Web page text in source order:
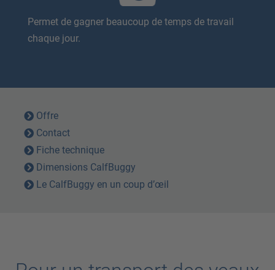
Permet de gagner beaucoup de temps de travail
chaque jour.
Offre
Contact
Fiche technique
Dimensions CalfBuggy
Le CalfBuggy en un coup d’œil